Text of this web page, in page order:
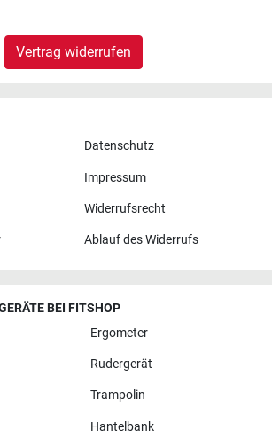
Vertrag widerrufen
Datenschutz
Impressum
Widerrufsrecht
Ablauf des Widerrufs
BEI FITSHOP
Ergometer
Rudergerät
Trampolin
Hantelbank